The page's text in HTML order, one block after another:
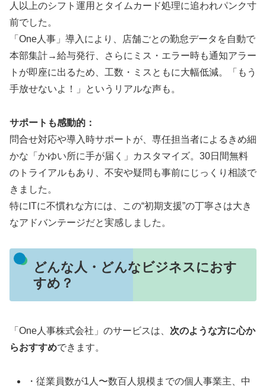
人以上のシフト運用とタイムカード処理に追われパンク寸
前でした。
「One人事」導入により、店舗ごとの勤怠データを自動で
本部集計→給与発行、さらにミス・エラー時も通知アラー
トが即座に出るため、工数・ミスともに大幅低減。「もう
手放せないよ！」というリアルな声も。
サポートも感動的：
問合せ対応や導入時サポートが、専任担当者によるきめ細
かな「かゆい所に手が届く」カスタマイズ。30日間無料
のトライアルもあり、不安や疑問も事前にじっくり相談で
きました。
特にITに不慣れな方には、この“初期支援”の丁寧さは大き
なアドバンテージだと実感しました。
どんな人・どんなビジネスにおす
すめ？
「One人事株式会社」のサービスは、 次のような方に心か
らおすすめできます。
・従業員数が1人〜数百人規模までの個人事業主、中